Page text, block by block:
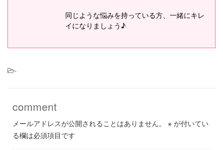
同じような悩みを持っている方、一緒にキレ
イになりましょう♪
-
comment
メールアドレスが公開されることはありません。 ※ が付いてい
る欄は必須項目です